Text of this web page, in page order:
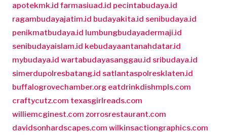
apotekmk.id farmasiuad.id pecintabudaya.id
ragambudayajatim.id budayakita.id senibudaya.id
penikmatbudaya.id lumbungbudayadermaji.id
senibudayaislam.id kebudayaantanahdatar.id
mybudaya.id wartabudayasanggau.id sribudaya.id
simerdupolresbatang.id satlantaspolresklaten.id
buffalogrovechamber.org eatdrinkdishmpls.com
craftycutz.com texasgirlreads.com
williemcginest.com zorrosrestaurant.com
davidsonhardscapes.com wilkinsactiongraphics.com